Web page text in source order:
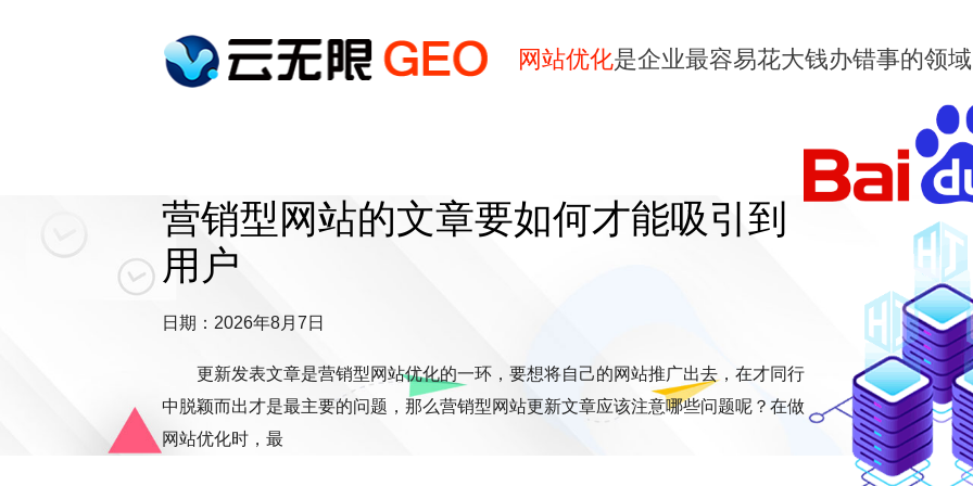
网站优化是企业最容易花大钱办错事的领域
营销型网站的文章要如何才能吸引到
用户
日期：2026年8月7日
更新发表文章是营销型网站优化的一环，要想将自己的网站推广出去，在才同行
中脱颖而出才是最主要的问题，那么营销型网站更新文章应该注意哪些问题呢？在做
网站优化时，最